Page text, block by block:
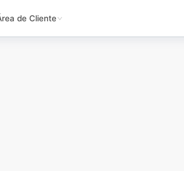
de Cliente